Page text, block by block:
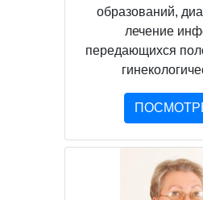
образований,
лечение
передающихся